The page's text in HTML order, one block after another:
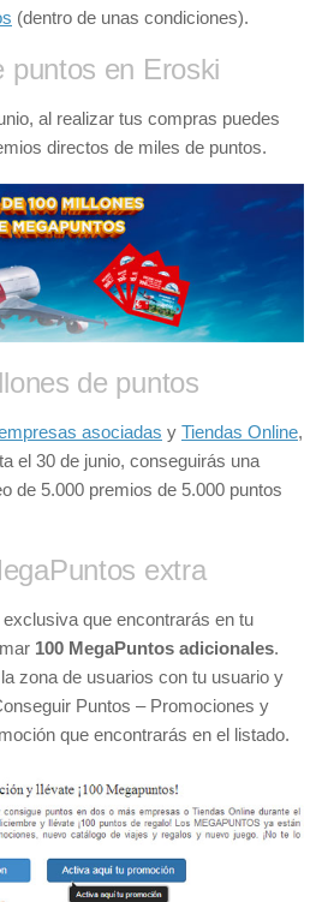
(dentro de unas condiciones).
puntos en Eroski
al realizar tus compras puedes
directos de miles de puntos.
de puntos
asociadas y Tiendas Online,
el 30 de junio, conseguirás una
de 5.000 premios de 5.000 puntos
extra
que encontrarás en tu
100 MegaPuntos adicionales.
zona de usuarios con tu usuario y
Puntos – Promociones y
que encontrarás en el listado.